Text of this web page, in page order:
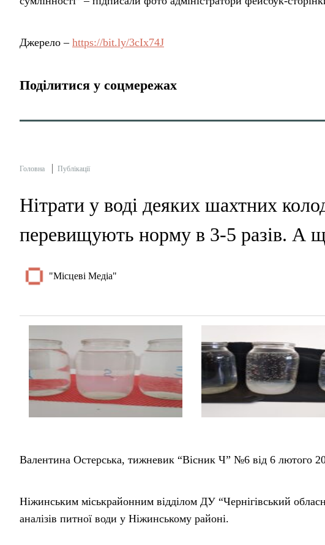
Джерело – https://bit.ly/3cIx74J
Поділитися у соцмережах
Головна Публікації
Нітрати у воді деяких шахтних
перевищують норму в 3-5 разів. А
"Місцеві Медіа"
Валентина Остерська, тижневик “Вісник Ч” №6 від 6 лютого
Ніжинським міськрайонним відділом ДУ “Чернігівський
аналізів питної води у Ніжинському районі.